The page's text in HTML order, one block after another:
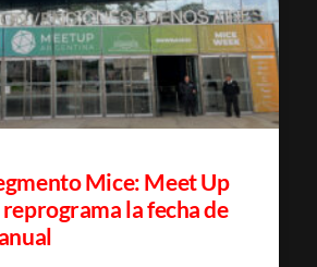
Mice: Meet Up
la fecha de